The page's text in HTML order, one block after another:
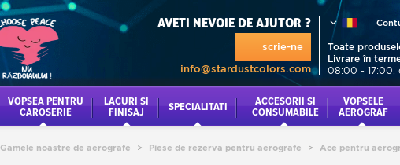
AVETI NEVOIE DE AJUTOR ?
scrie-ne
info@stardustcolors.com
Toate
Livrare în
08:00 - 17:00,
VOPSEA PENTRU
CAROSERIE
LACURI SI
FINISAJ
SPECIALITATI
ACCESORII SI
CONSUMABILE
VOPSELE
AEROGRAF
Gamele noastre de aerografe > Piese de rezerva pentru aerografe > Ace pentru